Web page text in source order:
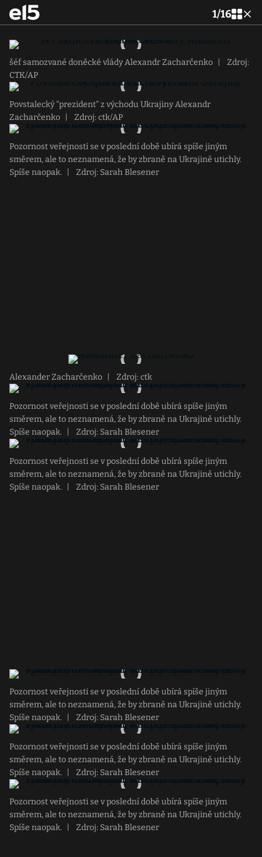
1/16
šéf samozvané doněcké vlády Alexandr Zacharčenko
Zdroj:
CTK/AP
Povstalecký "prezident" z východu Ukrajiny Alexandr
Zacharčenko
Zdroj: ctk/AP
Pozornost veřejnosti se v poslední době ubírá spíše jiným
směrem, ale to neznamená, že by zbraně na Ukrajině utichly.
Spíše naopak.
Zdroj: Sarah Blesener
Alexander Zacharčenko Zdroj: ctk
Pozornost veřejnosti se v poslední době ubírá spíše jiným
směrem, ale to neznamená, že by zbraně na Ukrajině utichly.
Spíše naopak.
Zdroj: Sarah Blesener
Pozornost veřejnosti se v poslední době ubírá spíše jiným
směrem, ale to neznamená, že by zbraně na Ukrajině utichly.
Spíše naopak.
Zdroj: Sarah Blesener
Pozornost veřejnosti se v poslední době ubírá spíše jiným
směrem, ale to neznamená, že by zbraně na Ukrajině utichly.
Spíše naopak.
Zdroj: Sarah Blesener
Pozornost veřejnosti se v poslední době ubírá spíše jiným
směrem, ale to neznamená, že by zbraně na Ukrajině utichly.
Spíše naopak.
Zdroj: Sarah Blesener
Pozornost veřejnosti se v poslední době ubírá spíše jiným
směrem, ale to neznamená, že by zbraně na Ukrajině utichly.
Spíše naopak.
Zdroj: Sarah Blesener